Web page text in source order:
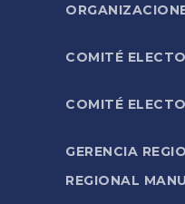
COMITÉ
COMITÉ
GERENCIA
REGIONAL